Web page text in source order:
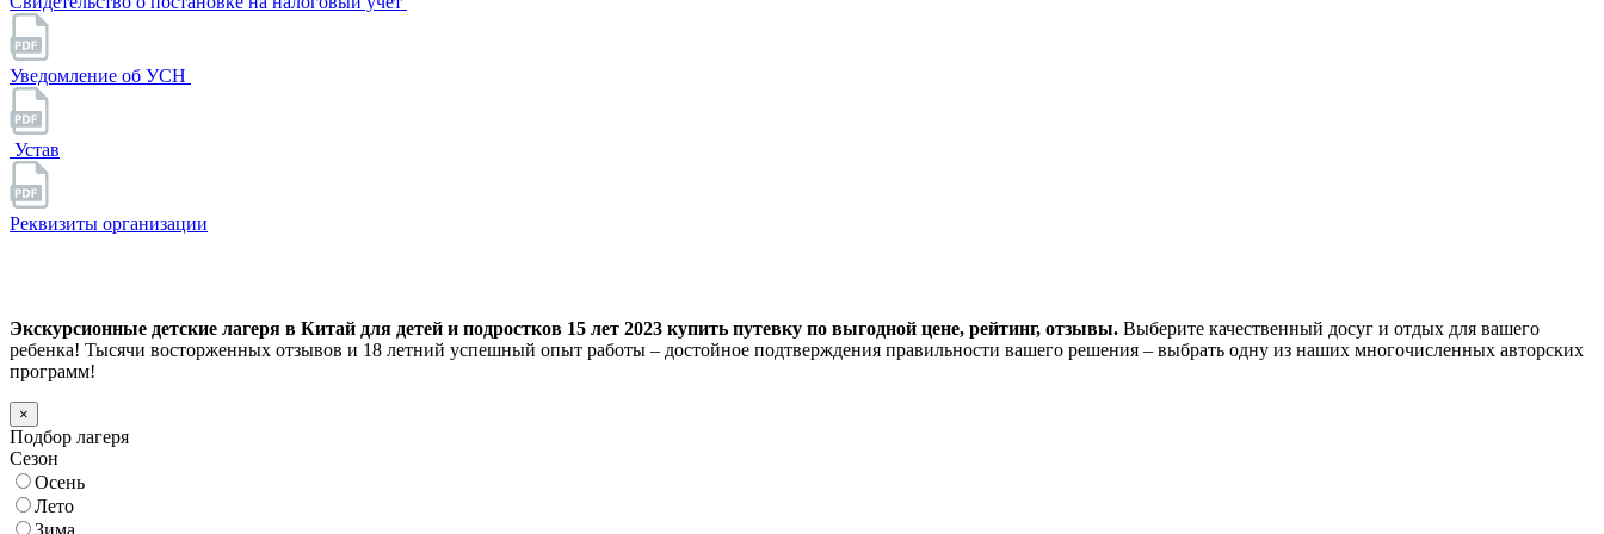
Уведомление об УСН
Устав
Реквизиты организации
Экскурсионные детские лагеря в Китай для детей и подростков 15 лет 2023 купить путевку по выгодной цене, рейтинг, отзывы. Выберите качественный досуг и отдых для вашего
ребенка! Тысячи восторженных отзывов и 18 летний успешный опыт работы – достойное подтверждения правильности вашего решения – выбрать одну из наших многочисленных авторских
программ!
×
Подбор лагеря
Сезон
Осень
Лето